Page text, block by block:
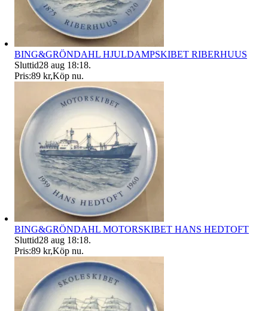
BING&GRÖNDAHL HJULDAMPSKIBET RIBERHUUS
Sluttid28 aug 18:18.
Pris:89 kr,Köp nu.
BING&GRÖNDAHL MOTORSKIBET HANS HEDTOFT
Sluttid28 aug 18:18.
Pris:89 kr,Köp nu.